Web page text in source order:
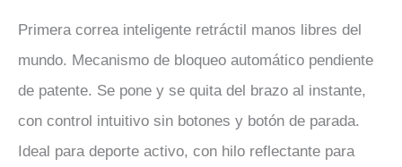
Primera correa inteligente retráctil manos libres del
mundo. Mecanismo de bloqueo automático pendiente
de patente. Se pone y se quita del brazo al instante,
con control intuitivo sin botones y botón de parada.
Ideal para deporte activo, con hilo reflectante para